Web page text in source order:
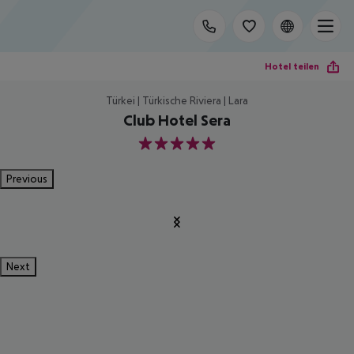
Hotel teilen
Türkei | Türkische Riviera | Lara
Club Hotel Sera
5
Previous
Next